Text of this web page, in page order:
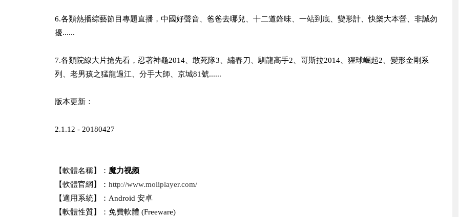
6.各類熱播綜藝節目專題直播，中國好聲音、爸爸去哪兒、十二道鋒味、一站到底、變形計、快樂大本營、非誠勿
擾......
7.各類院線大片搶先看，忍著神龜2014、敢死隊3、繡春刀、馴龍高手2、哥斯拉2014、猩球崛起2、變形金剛系
列、老男孩之猛龍過江、分手大師、京城81號......
版本更新：
2.1.12 - 20180427
【軟體名稱】： 魔力视频
【軟體官網】： http://www.moliplayer.com/
【適用系統】：Android 安卓
【軟體性質】：免費軟體 (Freeware)